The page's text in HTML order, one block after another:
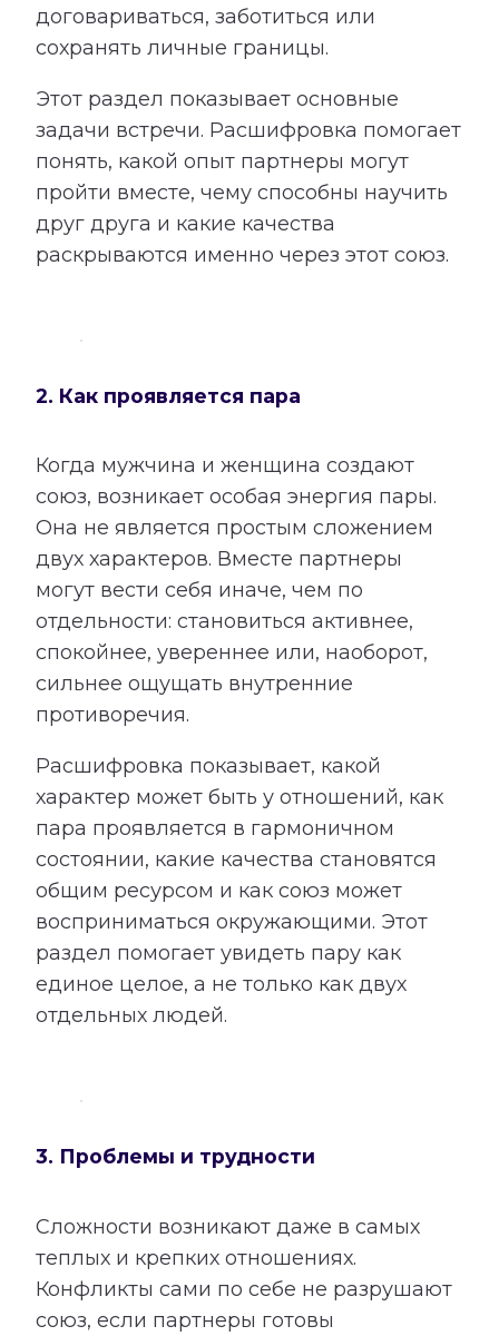
договариваться, заботиться или
сохранять личные границы.
Этот раздел показывает основные
задачи встречи. Расшифровка помогает
понять, какой опыт партнеры могут
пройти вместе, чему способны научить
друг друга и какие качества
раскрываются именно через этот союз.
2. Как проявляется пара
Когда мужчина и женщина создают
союз, возникает особая энергия пары.
Она не является простым сложением
двух характеров. Вместе партнеры
могут вести себя иначе, чем по
отдельности: становиться активнее,
спокойнее, увереннее или, наоборот,
сильнее ощущать внутренние
противоречия.
Расшифровка показывает, какой
характер может быть у отношений, как
пара проявляется в гармоничном
состоянии, какие качества становятся
общим ресурсом и как союз может
восприниматься окружающими. Этот
раздел помогает увидеть пару как
единое целое, а не только как двух
отдельных людей.
3. Проблемы и трудности
Сложности возникают даже в самых
теплых и крепких отношениях.
Конфликты сами по себе не разрушают
союз, если партнеры готовы